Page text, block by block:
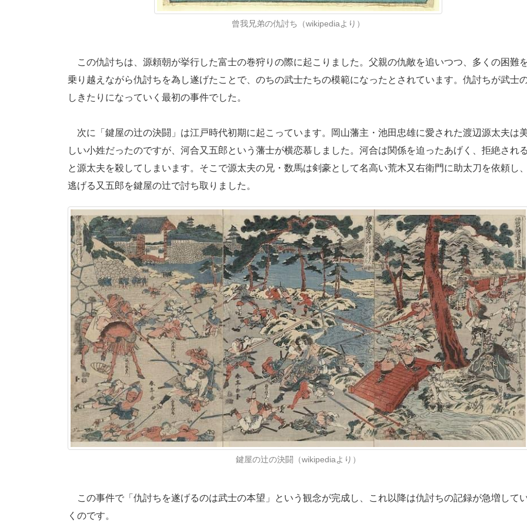
曾我兄弟の仇討ち（wikipediaより）
この仇討ちは、源頼朝が挙行した富士の巻狩りの際に起こりました。父親の仇敵を追いつつ、多くの困難
乗り越えながら仇討ちを為し遂げたことで、のちの武士たちの模範になったとされています。仇討ちが武士
しきたりになっていく最初の事件でした。
次に「鍵屋の辻の決闘」は江戸時代初期に起こっています。岡山藩主・池田忠雄に愛された渡辺源太夫は
しい小姓だったのですが、河合又五郎という藩士が横恋慕しました。河合は関係を迫ったあげく、拒絶される
と源太夫を殺してしまいます。そこで源太夫の兄・数馬は剣豪として名高い荒木又右衛門に助太刀を依頼し、
逃げる又五郎を鍵屋の辻で討ち取りました。
鍵屋の辻の決闘（wikipediaより）
この事件で「仇討ちを遂げるのは武士の本望」という観念が完成し、これ以降は仇討ちの記録が急増して
くのです。